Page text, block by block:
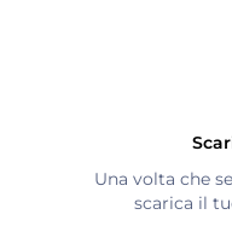
Una volta che
scarica il